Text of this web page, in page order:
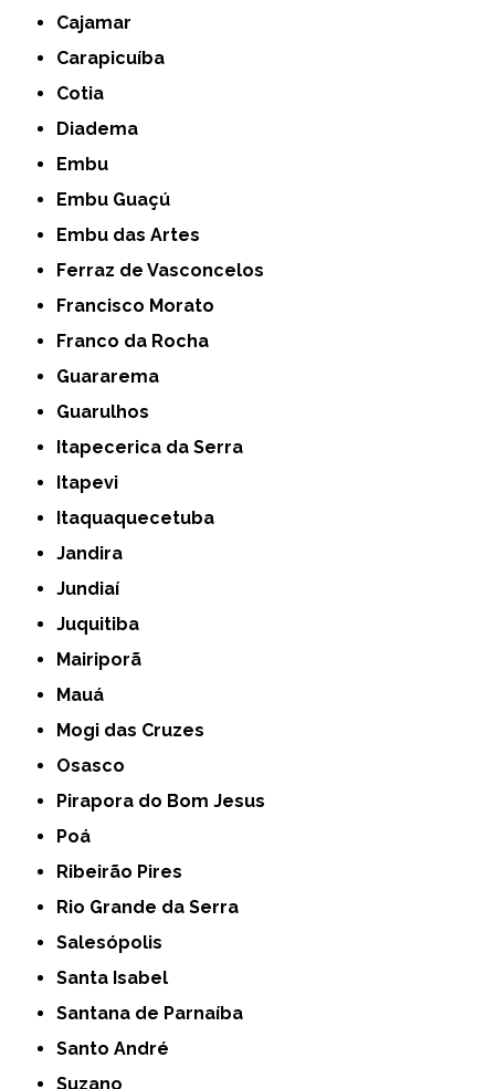
Cajamar
Carapicuíba
Cotia
Diadema
Embu
Embu Guaçú
Embu das Artes
Ferraz de Vasconcelos
Francisco Morato
Franco da Rocha
Guararema
Guarulhos
Itapecerica da Serra
Itapevi
Itaquaquecetuba
Jandira
Jundiaí
Juquitiba
Mairiporã
Mauá
Mogi das Cruzes
Osasco
Pirapora do Bom Jesus
Poá
Ribeirão Pires
Rio Grande da Serra
Salesópolis
Santa Isabel
Santana de Parnaíba
Santo André
Suzano